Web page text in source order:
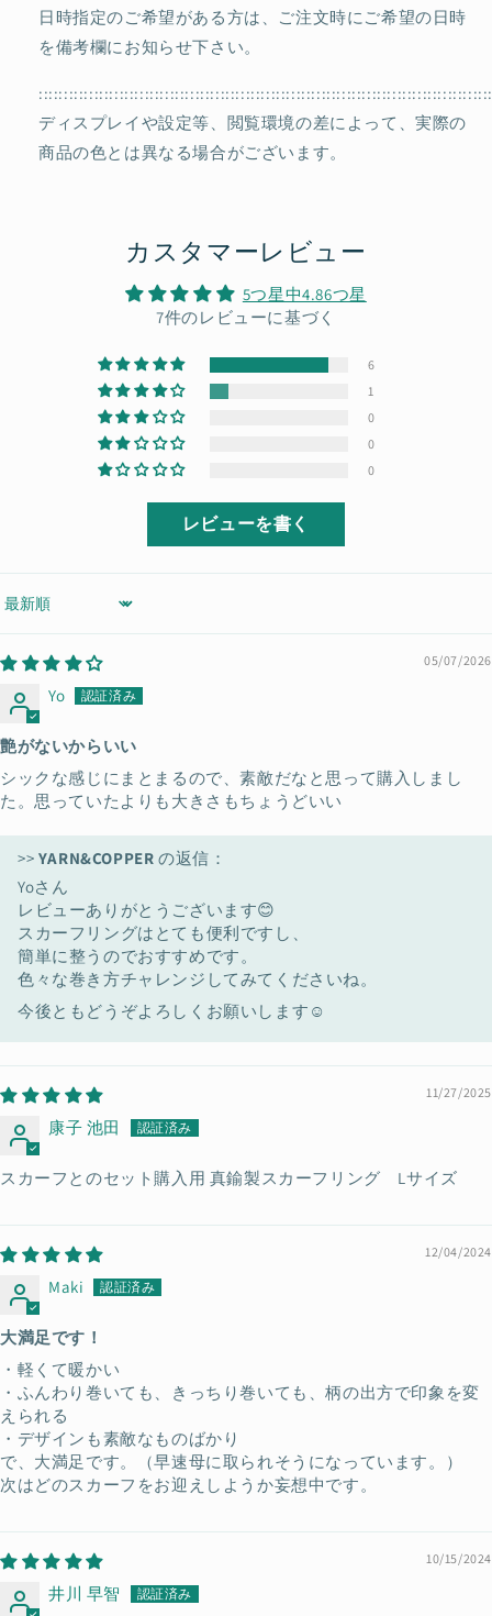
日時指定のご希望がある方は、ご注文時にご希望の日時
を備考欄にお知らせ下さい。
ディスプレイや設定等、閲覧環境の差によって、実際の
商品の色とは異なる場合がございます。
カスタマーレビュー
5つ星中4.86つ星
7件のレビューに基づく
6
1
0
0
0
レビューを書く
Sort by
05/07/2026
Yo
艶がないからいい
シックな感じにまとまるので、素敵だなと思って購入しまし
た。思っていたよりも大きさもちょうどいい
>> YARN&COPPERの返信：
Yoさん
レビューありがとうございます😊
スカーフリングはとても便利ですし、
簡単に整うのでおすすめです。
色々な巻き方チャレンジしてみてくださいね。
今後ともどうぞよろしくお願いします☺️
11/27/2025
康子 池田
スカーフとのセット購入用 真鍮製スカーフリング Lサイズ
12/04/2024
Maki
大満足です！
・軽くて暖かい
・ふんわり巻いても、きっちり巻いても、柄の出方で印象を変
えられる
・デザインも素敵なものばかり
で、大満足です。（早速母に取られそうになっています。）
次はどのスカーフをお迎えしようか妄想中です。
10/15/2024
井川 早智